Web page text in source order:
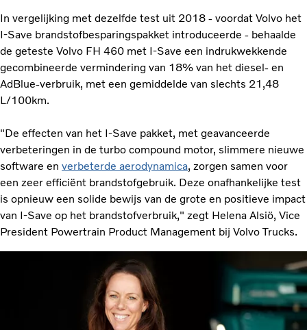
In vergelijking met dezelfde test uit 2018 - voordat Volvo het
I-Save brandstofbesparingspakket introduceerde - behaalde
de geteste Volvo FH 460 met I-Save een indrukwekkende
gecombineerde vermindering van 18% van het diesel- en
AdBlue-verbruik, met een gemiddelde van slechts 21,48
L/100km.
"De effecten van het I-Save pakket, met geavanceerde
verbeteringen in de turbo compound motor, slimmere nieuwe
software en verbeterde aerodynamica, zorgen samen voor
een zeer efficiënt brandstofgebruik. Deze onafhankelijke test
is opnieuw een solide bewijs van de grote en positieve impact
van I-Save op het brandstofverbruik," zegt Helena Alsiö, Vice
President Powertrain Product Management bij Volvo Trucks.